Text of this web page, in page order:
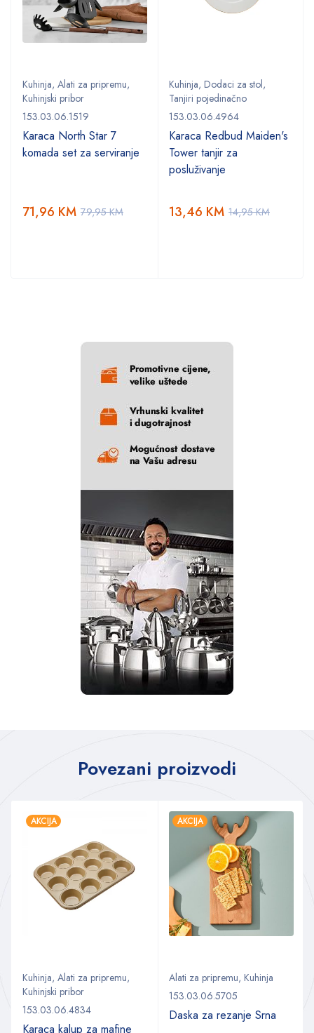
Kuhinja, Alati za pripremu,
Kuhinjski pribor
153.03.06.1519
Karaca North Star 7
komada set za serviranje
79,95KM
71,96 KM
Kuhinja, Dodaci za stol,
Tanjiri pojedinačno
153.03.06.4964
Karaca Redbud Maiden's
Tower tanjir za
posluživanje
14,95KM
13,46 KM
Povezani proizvodi
AKCIJA
Kuhinja, Alati za pripremu,
Kuhinjski pribor
153.03.06.4834
Karaca kalup za mafine
AKCIJA
Alati za pripremu, Kuhinja
153.03.06.5705
Daska za rezanje Srna